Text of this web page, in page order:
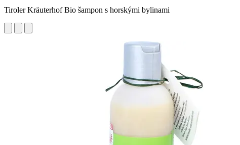
Tiroler Kräuterhof Bio šampon s horskými bylinami